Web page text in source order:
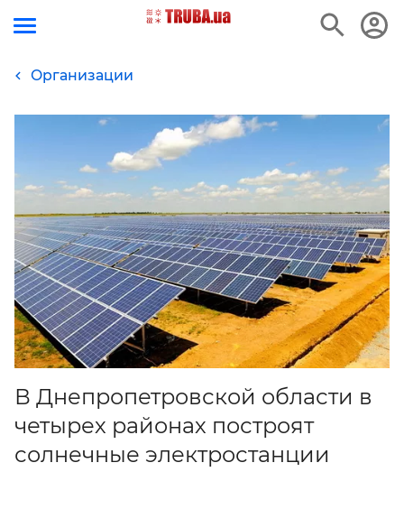
Организации
В Днепропетровской области в
четырех районах построят
солнечные электростанции